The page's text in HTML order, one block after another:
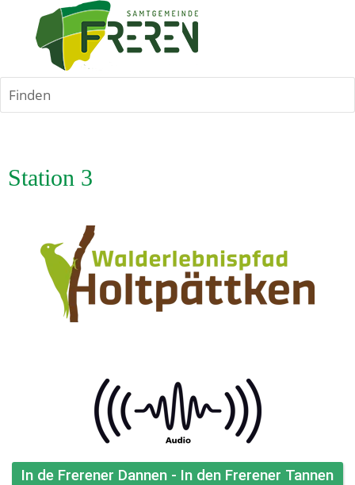
Finden
Station 3
In de Frerener Dannen - In den Frerener Tannen